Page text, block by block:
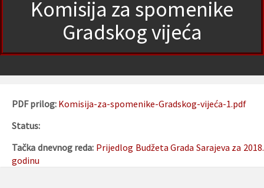
Komisija za spomenike
Gradskog vijeća
PDF prilog: Komisija-za-spomenike-Gradskog-vijeća-1.pdf
Status:
Tačka dnevnog reda: Prijedlog Budžeta Grada Sarajeva za 2018.
godinu